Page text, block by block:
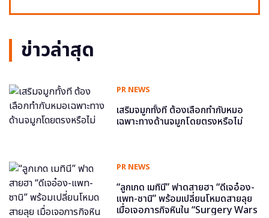
ข่าวล่าสุด
PR NEWS
เสริมจมูกทั้งที ต้องเลือกทำกับหมอ
เฉพาะทางด้านจมูกโดยตรงหรือไม่
PR NEWS
“ลูกเกด เมทินี” ฟาดสายฮา “ดีเจอ๋อง-
แพท-ซานิ” พร้อมเปลี่ยนโหมดสายลุย
เมื่อเจอภารกิจหินใน “Surgery Wars